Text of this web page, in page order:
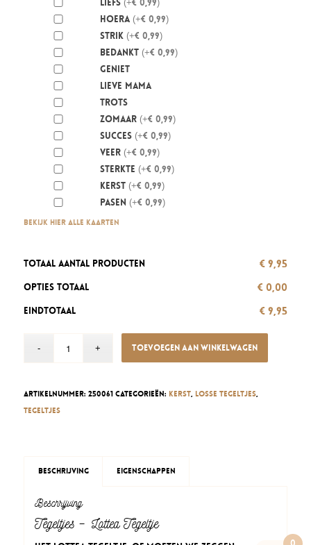
Hoera (+€ 0,99)
Strik (+€ 0,99)
Bedankt (+€ 0,99)
Geniet
Lieve mama
Trots
Zomaar (+€ 0,99)
Succes (+€ 0,99)
Veer (+€ 0,99)
Sterkte (+€ 0,99)
Kerst (+€ 0,99)
Pasen (+€ 0,99)
Bekijk hier alle kaarten
Totaal aantal producten € 9,95
Opties totaal € 0,00
Eindtotaal € 9,95
Toevoegen aan winkelwagen
Artikelnummer: 250061 Categorieën: Kerst, Losse tegeltjes,
Tegeltjes
Beschrijving Eigenschappen
Beschrijving
Tegeltjes – Lottea Tegeltje